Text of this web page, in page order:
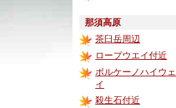
那須高原
茶臼岳周辺
ロープウエイ付近
ボルケーノハイウェ
イ
殺生石付近